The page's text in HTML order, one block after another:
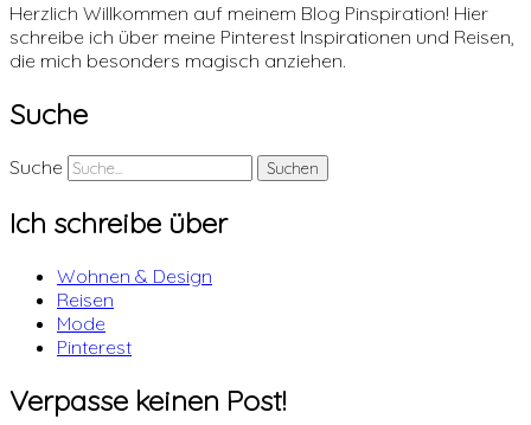
Herzlich Willkommen auf meinem Blog Pinspiration! Hier
schreibe ich über meine Pinterest Inspirationen und Reisen,
die mich besonders magisch anziehen.
Suche
Suche
Ich schreibe über
Wohnen & Design
Reisen
Mode
Pinterest
Verpasse keinen Post!